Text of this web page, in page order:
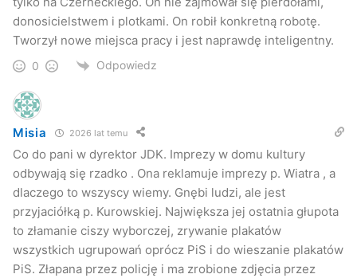
donosicielstwem i plotkami. On robił konkretną robotę.
Tworzył nowe miejsca pracy i jest naprawdę inteligentny.
0 Odpowiedz
Misia 2026 lat temu
Co do pani w dyrektor JDK. Imprezy w domu kultury
odbywają się rzadko . Ona reklamuje imprezy p. Wiatra , a
dlaczego to wszyscy wiemy. Gnębi ludzi, ale jest
przyjaciółką p. Kurowskiej. Największa jej ostatnia głupota
to złamanie ciszy wyborczej, zrywanie plakatów
wszystkich ugrupowań oprócz PiS i do wieszanie plakatów
PiS. Złapana przez policję i ma zrobione zdjęcia przez